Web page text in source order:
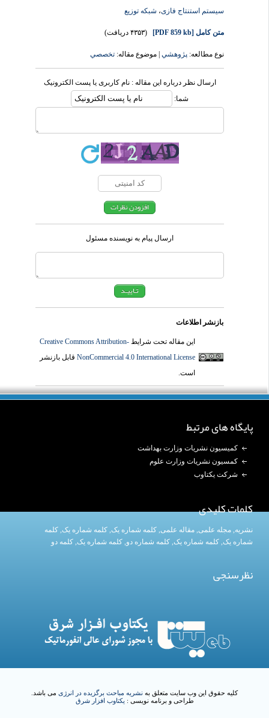
سیستم استنتاج فازی،شبکه توزیع
متن کامل[PDF 859 kb] (۴۳۵۳ دریافت)
نوع مطالعه:پژوهشي| موضوع مقاله:تخصصي
ارسال نظر درباره این مقاله : نام کاربری یا پست الکترونیک
شما:
ارسال پیام به نویسنده مسئول
بازنشر اطلاعات
این مقاله تحت شرایطCreative Commons Attribution-
NonCommercial 4.0 International Licenseقابل بازنشر
است.
پایگاه های مرتبط
کمیسیون نشریات وزارت بهداشت
کمسیون نشریات وزارت علوم
شرکت یکتاوب
کلمات کلیدی
نشریه,مجله علمی,مقاله علمی,کلمه شماره یک, کلمه شماره یک,کلمه
شماره یک,کلمه شماره یک, کلمه شماره دو,کلمه شماره یک,کلمه دو
نظرسنجی
کلیه حقوق این وب سایت متعلق به نشریه مباحث برگزیده در انرژیمی باشد.
طراحی و برنامه نویسی : یکتاوب افزار شرق